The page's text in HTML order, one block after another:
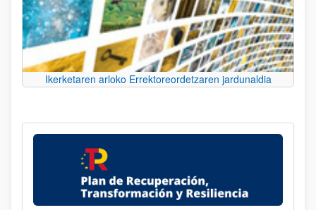
Ikerketaren arloko Errektoreordetzaren jardunaldia